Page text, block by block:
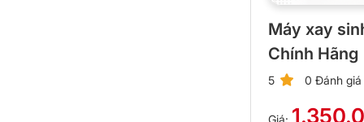
Máy xay
Chính Hãng
5 0 Đánh giá
Giá: